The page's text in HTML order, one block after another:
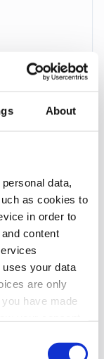
About
data,
as cookies to
in order to
content
uses your data
are only
have made